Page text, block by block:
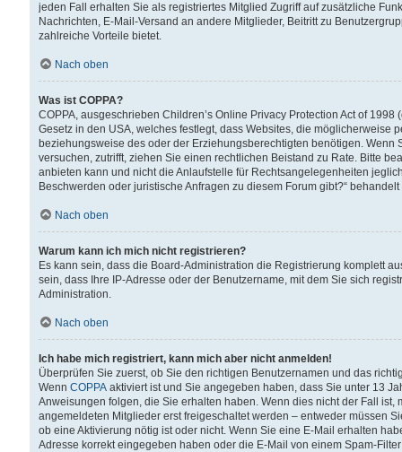
jeden Fall erhalten Sie als registriertes Mitglied Zugriff auf zusätzliche
Nachrichten, E-Mail-Versand an andere Mitglieder, Beitritt zu
zahlreiche Vorteile bietet.
Nach oben
Was ist COPPA?
COPPA, ausgeschrieben Children’s Online Privacy Protection Act of
Gesetz in den USA, welches festlegt, dass Websites, die
beziehungsweise des oder der Erziehungsberechtigten benötigen.
versuchen, zutrifft, ziehen Sie einen rechtlichen Beistand zu Rate. Bitte
anbieten kann und nicht die Anlaufstelle für Rechtsangelegenheiten
Beschwerden oder juristische Anfragen zu diesem Forum gibt?“
Nach oben
Warum kann ich mich nicht registrieren?
Es kann sein, dass die Board-Administration die Registrierung komplett
sein, dass Ihre IP-Adresse oder der Benutzername, mit dem Sie sich
Administration.
Nach oben
Ich habe mich registriert, kann mich aber nicht anmelden!
Überprüfen Sie zuerst, ob Sie den richtigen Benutzernamen und das
Wenn COPPA aktiviert ist und Sie angegeben haben, dass Sie unter 13
Anweisungen folgen, die Sie erhalten haben. Wenn dies nicht der Fall
angemeldeten Mitglieder erst freigeschaltet werden – entweder müssen
ob eine Aktivierung nötig ist oder nicht. Wenn Sie eine E-Mail erhalten
Adresse korrekt eingegeben haben oder die E-Mail von einem Spam-